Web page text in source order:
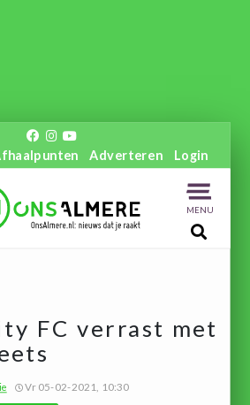
Adverteren Login
MENU
FC verrast met
Vr 05-02-2021, 10:30